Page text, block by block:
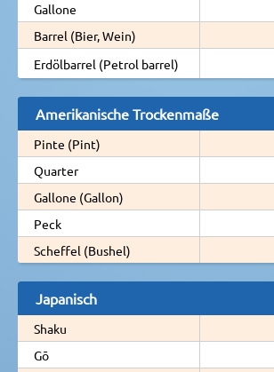
Gallone
Barrel (Bier, Wein)
Erdölbarrel (Petrol barrel)
Amerikanische Trockenmaße
Pinte (Pint)
Quarter
Gallone (Gallon)
Peck
Scheffel (Bushel)
Japanisch
Shaku
Gō